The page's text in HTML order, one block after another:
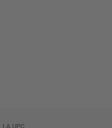
LA UPC